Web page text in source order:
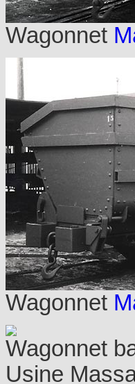
Wagonnet
Wagonnet
Wagonnet
Usine